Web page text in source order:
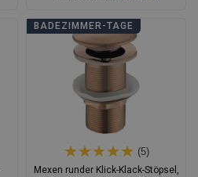
In den Warenkorb
favorite_border Favorit
Vergleichen
BADEZIMMER-TAGE
(5)
Mexen runder Klick-Klack-Stöpsel,